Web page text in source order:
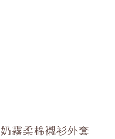
奶霧柔棉襯衫外套